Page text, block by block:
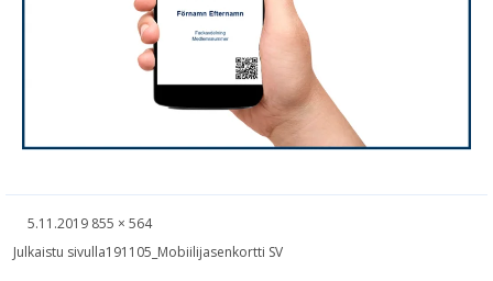
Kirjoitettu
5.11.2019 Täysikokoinen
855 × 564
Artikkelien
Julkaistu sivulla191105_Mobiilijasenkortti SV